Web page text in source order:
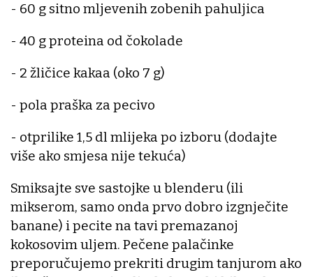
- 60 g sitno mljevenih zobenih pahuljica
- 40 g proteina od čokolade
- 2 žličice kakaa (oko 7 g)
- pola praška za pecivo
- otprilike 1,5 dl mlijeka po izboru (dodajte
više ako smjesa nije tekuća)
Smiksajte sve sastojke u blenderu (ili
mikserom, samo onda prvo dobro izgnječite
banane) i pecite na tavi premazanoj
kokosovim uljem. Pečene palačinke
preporučujemo prekriti drugim tanjurom ako